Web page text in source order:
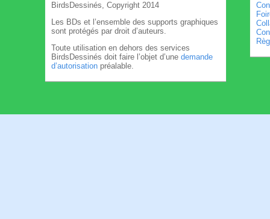
BirdsDessinés, Copyright 2014
Les BDs et l’ensemble des supports graphiques
sont protégés par droit d’auteurs.
Toute utilisation en dehors des services
BirdsDessinés doit faire l’objet d’une demande
d’autorisation préalable.